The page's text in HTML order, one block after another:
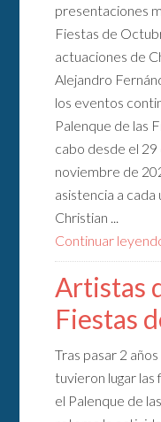
presentaciones
Fiestas de
actuaciones de
Alejandro
los eventos
Palenque de las
cabo desde el
noviembre de
asistencia a cada
Christian ...
Continuar
Artistas
Fiestas
Tras pasar 2
tuvieron lugar
el Palenque de